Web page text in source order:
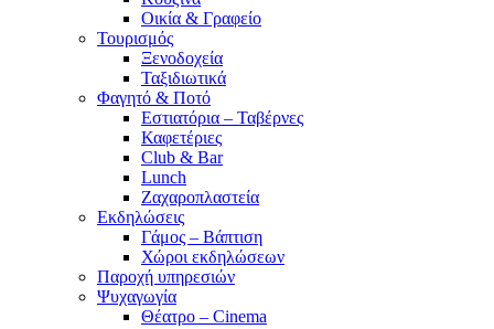
Οικία & Γραφείο
Τουρισμός
Ξενοδοχεία
Ταξιδιωτικά
Φαγητό & Ποτό
Εστιατόρια – Ταβέρνες
Καφετέριες
Club & Bar
Lunch
Ζαχαροπλαστεία
Εκδηλώσεις
Γάμος – Βάπτιση
Χώροι εκδηλώσεων
Παροχή υπηρεσιών
Ψυχαγωγία
Θέατρο – Cinema